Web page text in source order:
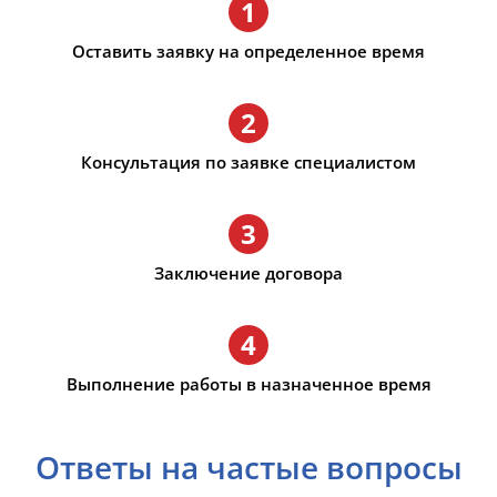
1
Оставить заявку на определенное время
2
Консультация по заявке специалистом
3
Заключение договора
4
Выполнение работы в назначенное время
Ответы на частые вопросы